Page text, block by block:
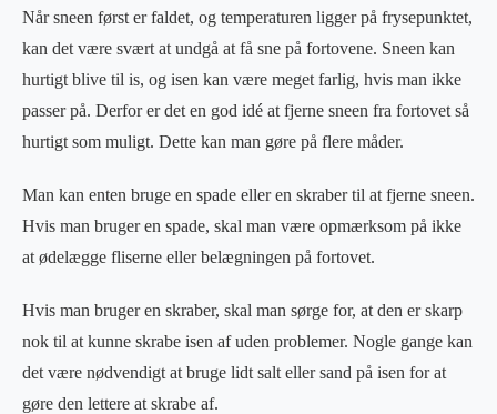
Når sneen først er faldet, og temperaturen ligger på frysepunktet,
kan det være svært at undgå at få sne på fortovene. Sneen kan
hurtigt blive til is, og isen kan være meget farlig, hvis man ikke
passer på. Derfor er det en god idé at fjerne sneen fra fortovet så
hurtigt som muligt. Dette kan man gøre på flere måder.
Man kan enten bruge en spade eller en skraber til at fjerne sneen.
Hvis man bruger en spade, skal man være opmærksom på ikke
at ødelægge fliserne eller belægningen på fortovet.
Hvis man bruger en skraber, skal man sørge for, at den er skarp
nok til at kunne skrabe isen af uden problemer. Nogle gange kan
det være nødvendigt at bruge lidt salt eller sand på isen for at
gøre den lettere at skrabe af.